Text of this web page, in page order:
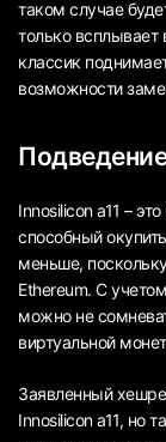
таком случае
только всплывает
классик
возможности
Innosilicon a11 –
способный
меньше,
Ethereum. С
можно не
виртуальной
Заявленный
Innosilicon a11, но